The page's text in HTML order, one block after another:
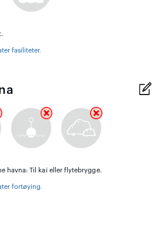
fasiliteter.
havna: Til kai eller flytebrygge.
fortøying.